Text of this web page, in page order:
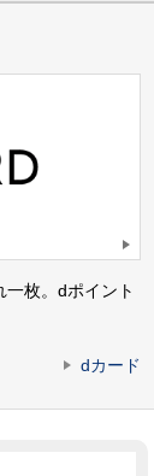
枚。dポイント
dカード